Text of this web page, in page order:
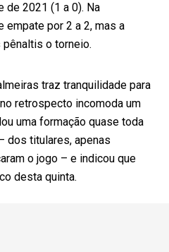
de 2021 (1 a 0). Na
empate por 2 a 2, mas a
o torneio.
traz tranquilidade para
retrospecto incomoda um
uma formação quase toda
dos titulares, apenas
o jogo – e indicou que
desta quinta.